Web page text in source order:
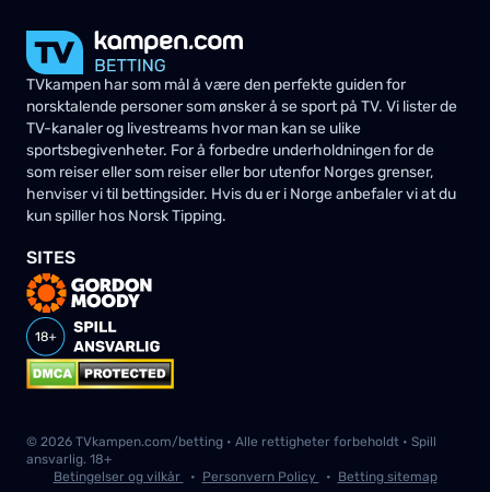
TVkampen har som mål å være den perfekte guiden for
norsktalende personer som ønsker å se sport på TV. Vi lister de
TV-kanaler og livestreams hvor man kan se ulike
sportsbegivenheter. For å forbedre underholdningen for de
som reiser eller som reiser eller bor utenfor Norges grenser,
henviser vi til bettingsider. Hvis du er i Norge anbefaler vi at du
kun spiller hos Norsk Tipping.
SITES
© 2026 TVkampen.com/betting • Alle rettigheter forbeholdt • Spill
ansvarlig. 18+
Betingelser og vilkår
• Personvern Policy • Betting sitemap